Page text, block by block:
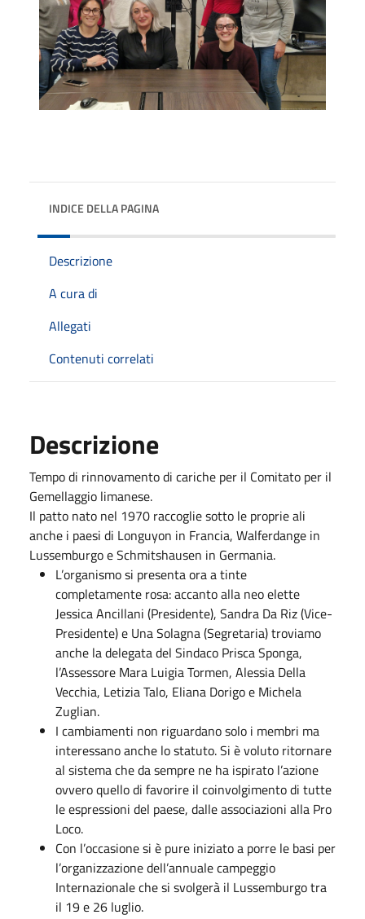
INDICE DELLA PAGINA
Descrizione
A cura di
Allegati
Contenuti correlati
Descrizione
Tempo di rinnovamento di cariche per il Comitato per il
Gemellaggio limanese.
Il patto nato nel 1970 raccoglie sotto le proprie ali
anche i paesi di Longuyon in Francia, Walferdange in
Lussemburgo e Schmitshausen in Germania.
L’organismo si presenta ora a tinte
completamente rosa: accanto alla neo elette
Jessica Ancillani (Presidente), Sandra Da Riz (Vice-
Presidente) e Una Solagna (Segretaria) troviamo
anche la delegata del Sindaco Prisca Sponga,
l’Assessore Mara Luigia Tormen, Alessia Della
Vecchia, Letizia Talo, Eliana Dorigo e Michela
Zuglian.
I cambiamenti non riguardano solo i membri ma
interessano anche lo statuto. Si è voluto ritornare
al sistema che da sempre ne ha ispirato l’azione
ovvero quello di favorire il coinvolgimento di tutte
le espressioni del paese, dalle associazioni alla Pro
Loco.
Con l’occasione si è pure iniziato a porre le basi per
l’organizzazione dell’annuale campeggio
Internazionale che si svolgerà il Lussemburgo tra
il 19 e 26 luglio.